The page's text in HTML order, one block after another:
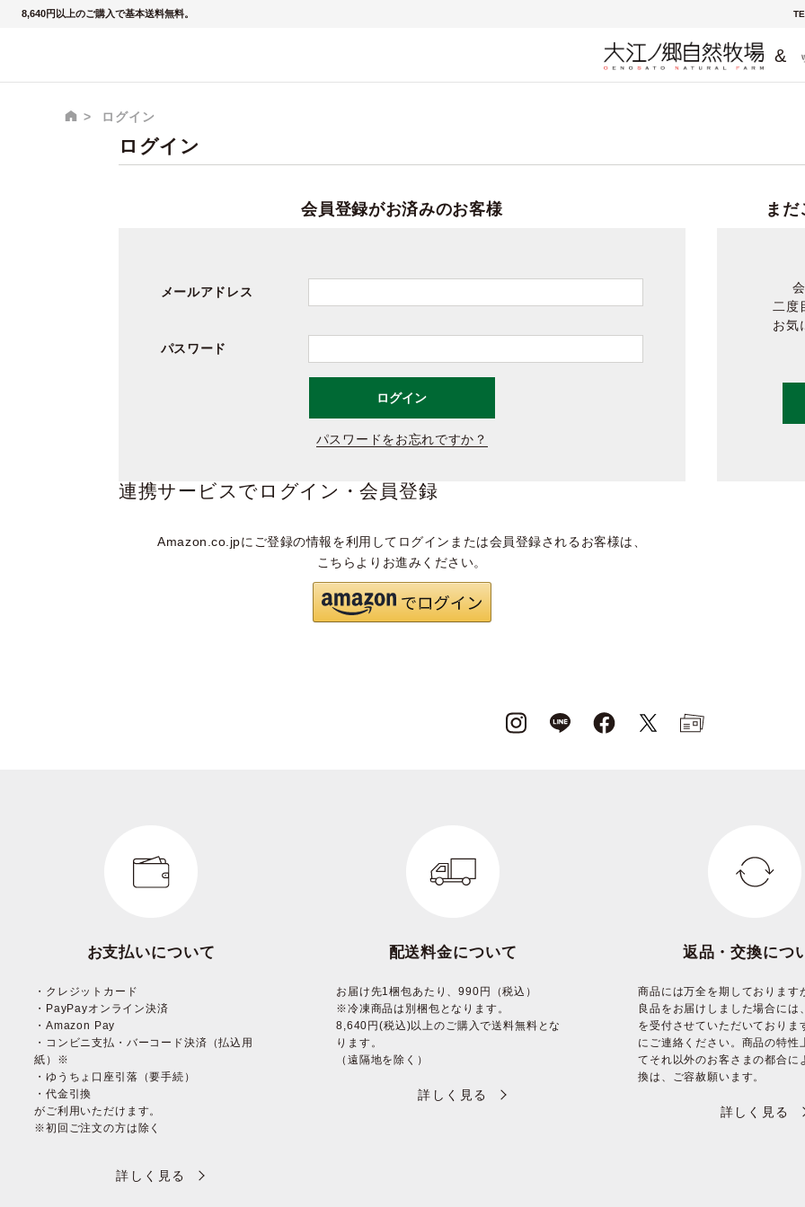
8,640円以上のご購入で基本送料無料。
&
ログイン
ログイン
会員登録がお済みのお客様
メールアドレス
パスワード
ログイン
パスワードをお忘れですか？
まだ
二度
お気
連携サービスでログイン・会員登録
Amazon.co.jpにご登録の情報を利用して ログインまたは会員登録されるお客様は、
こちらよりお進みください。
お支払いについて
・クレジットカード
・PayPayオンライン決済
・Amazon Pay
・コンビニ支払・バーコード決済（払込用
紙）※
・ゆうちょ口座引落（要手続）
・代金引換
がご利用いただけます。
※初回ご注文の方は除く
詳しく見る
配送料金について
お届け先1梱包あたり、990円（税込）
※冷凍商品は別梱包となります。
8,640円(税込)以上のご購入で送料無料とな
ります。
（遠隔地を除く）
詳しく見る
返品・交換につ
商品には万全を期しております
良品をお届けしました場合には
を受付させていただいておりま
にご連絡ください。商品の特性
てそれ以外のお客さまの都合に
換は、ご容赦願います。
詳しく見る